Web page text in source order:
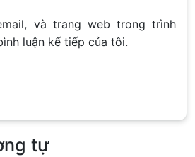
và trang web trong trình
luận kế tiếp của tôi.
tự